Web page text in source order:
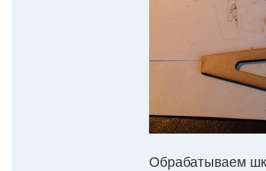
Обрабатываем